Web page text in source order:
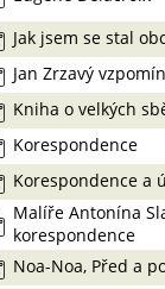
Jak jsem se stal
Jan Zrzavý
Kniha o velkých
Korespondence
Korespondence a
Malíře Antonína
korespondence
Noa-Noa, Před a